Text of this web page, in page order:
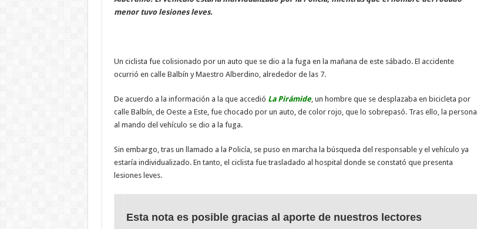
menor tuvo lesiones leves.
Un ciclista fue colisionado por un auto que se dio a la fuga en la mañana de este sábado. El accidente
ocurrió en calle Balbín y Maestro Alberdino, alrededor de las 7.
De acuerdo a la información a la que accedió La Pirámide, un hombre que se desplazaba en bicicleta por
calle Balbín, de Oeste a Este, fue chocado por un auto, de color rojo, que lo sobrepasó. Tras ello, la persona
al mando del vehículo se dio a la fuga.
Sin embargo, tras un llamado a la Policía, se puso en marcha la búsqueda del responsable y el vehículo ya
estaría individualizado. En tanto, el ciclista fue trasladado al hospital donde se constató que presenta
lesiones leves.
Esta nota es posible gracias al aporte de nuestros lectores